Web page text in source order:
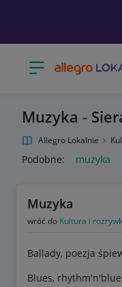
Otwórz menu z
Muzyka -
Allegro Lokalnie
Podobne: muzyka
Muzyka
wróć do Kultura i
Ballady, poezja
Blues,